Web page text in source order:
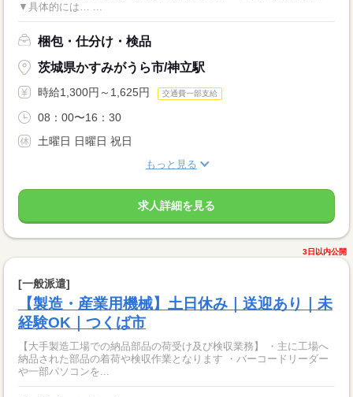
▼具体的には… ...
梱包・仕分け・検品
茨城県かすみがうら市/神立駅
時給1,300円～1,625円 交通費一部支給
08：00〜16：30
土曜日 日曜日 祝日
もっと見る
求人詳細を見る
3日以内公開
[一般派遣]
【製造・産業用機械】土日休み｜送迎あり｜未
経験OK｜つくば市
【大手製造工場での納品部品の荷受け及び検収業務】 ・主に工場へ
納品された部品の着荷や検収作業となります ・バーコードリーダー
や一部パソコンを...